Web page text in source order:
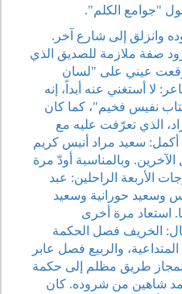
"جوامع الكلم".
وانزلق إلى شارع آخر.
صفة ملازمة للصديق الذي
عيني على "لسان
لا أستغني عنه أبداً، إنه
نفيس فخيم"، كما كان
الذي تعرّفت عليه مع
سعيد مراد أنيس كريم
وبالمناسبة أودّ مرة
الأربعة الراحلين: عبد
وسعيد حورانية وسعيد
استعاد مرة أخرى
الخريف فصل الحكمة
والربيع فصل عابر
طريق مظلم إلى حكمة
شاهين من شروده. كان